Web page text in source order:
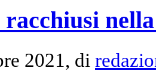
2021, di